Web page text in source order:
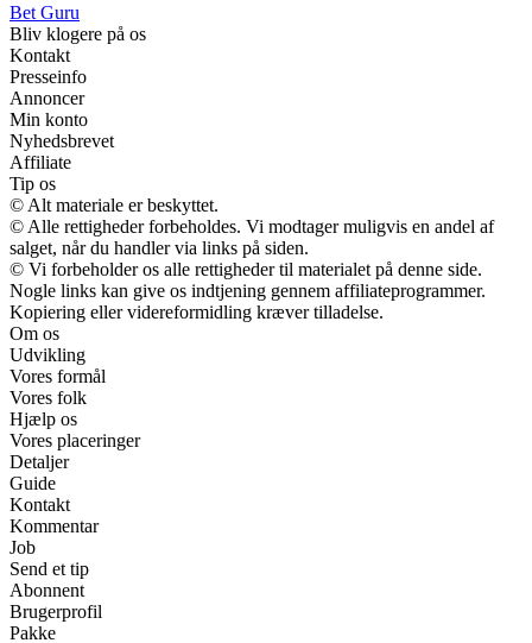
Bet Guru
Bliv klogere på os
Kontakt
Presseinfo
Annoncer
Min konto
Nyhedsbrevet
Affiliate
Tip os
© Alt materiale er beskyttet.
© Alle rettigheder forbeholdes. Vi modtager muligvis en andel af
salget, når du handler via links på siden.
© Vi forbeholder os alle rettigheder til materialet på denne side.
Nogle links kan give os indtjening gennem affiliateprogrammer.
Kopiering eller videreformidling kræver tilladelse.
Om os
Udvikling
Vores formål
Vores folk
Hjælp os
Vores placeringer
Detaljer
Guide
Kontakt
Kommentar
Job
Send et tip
Abonnent
Brugerprofil
Pakke